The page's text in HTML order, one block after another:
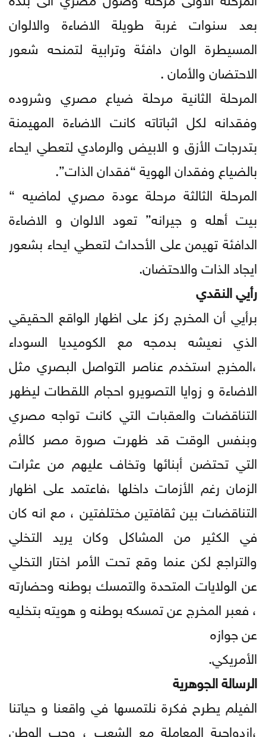
بعد سنوات غربة طويلة الاضاءة والالوان
المسيطرة الوان دافئة وترابية لتمنحه شعور
الاحتضان والأمان .
المرحلة الثانية مرحلة ضياع مصري وشروده
وفقدانه لكل اثباتاته كانت الاضاءة المهيمنة
بتدرجات الأزق و الابيض والرمادي لتعطي ايحاء
بالضياع وفقدان الهوية “فقدان الذات”.
المرحلة الثالثة مرحلة عودة مصري لماضيه “
بيت أهله و جيرانه” تعود الالوان و الاضاءة
الدافئة تهيمن على الأحداث لتعطي ايحاء بشعور
ايجاد الذات والاحتضان.
رأيي النقدي
برأيي أن المخرج ركز على اظهار الواقع الحقيقي
الذي نعيشه بدمجه مع الكوميديا السوداء
،المخرج استخدم عناصر التواصل البصري مثل
الاضاءة و زوايا التصويرو احجام اللقطات ليظهر
التناقضات والعقبات التي كانت تواجه مصري
وبنفس الوقت قد ظهرت صورة مصر كالأم
التي تحتضن أبنائها وتخاف عليهم من عثرات
الزمان رغم الأزمات داخلها ،فاعتمد على اظهار
التناقضات بين ثقافتين مختلفتين ، مع انه كان
في الكثير من المشاكل وكان يريد التخلي
والتراجع لكن عنما وقع تحت الأمر اختار التخلي
عن الولايات المتحدة والتمسك بوطنه وحضارته
، فعبر المخرج عن تمسكه بوطنه و هويته بتخليه
عن جوازه
الأمريكي.
الرسالة الجوهرية
الفيلم يطرح فكرة نلتمسها في واقعنا و حياتنا
،ازدواجية المعاملة مع الشعب ، وحب الوطن